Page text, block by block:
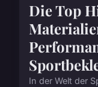
Die Top
In der Welt der